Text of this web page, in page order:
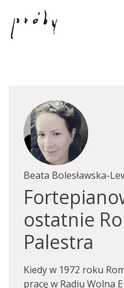
Beata Bolesławska-
ostatnie
Palestra
Kiedy w 1972 roku
pracę w Radiu Wolna